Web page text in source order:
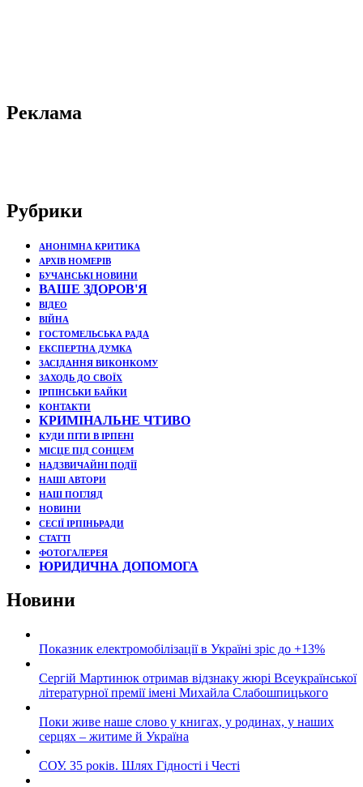
Реклама
Рубрики
АНОНІМНА КРИТИКА
АРХІВ НОМЕРІВ
БУЧАНСЬКІ НОВИНИ
ВАШЕ ЗДОРОВ'Я
ВІДЕО
ВІЙНА
ГОСТОМЕЛЬСЬКА РАДА
ЕКСПЕРТНА ДУМКА
ЗАСІДАННЯ ВИКОНКОМУ
ЗАХОДЬ ДО СВОЇХ
ІРПІНСЬКИ БАЙКИ
КОНТАКТИ
КРИМІНАЛЬНЕ ЧТИВО
КУДИ ПІТИ В ІРПЕНІ
МІСЦЕ ПІД СОНЦЕМ
НАДЗВИЧАЙНІ ПОДЇЇ
НАШІ АВТОРИ
НАШ ПОГЛЯД
НОВИНИ
СЕСІЇ ІРПІНЬРАДИ
СТАТТІ
ФОТОГАЛЕРЕЯ
ЮРИДИЧНА ДОПОМОГА
Новини
Показник електромобілізації в Україні зріс до +13%
Сергій Мартинюк отримав відзнаку жюрі Всеукраїнської
літературної премії імені Михайла Слабошпицького
Поки живе наше слово у книгах, у родинах, у наших
серцях – житиме й Україна
СОУ. 35 років. Шлях Гідності і Честі